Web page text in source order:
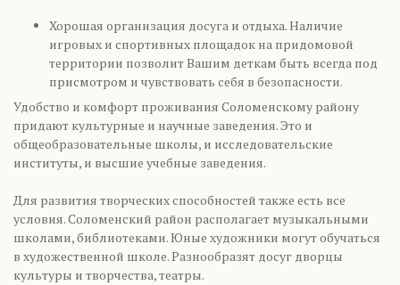
Хорошая организация досуга и отдыха. Наличие
игровых и спортивных площадок на придомовой
территории позволит Вашим деткам быть всегда под
присмотром и чувствовать себя в безопасности.
Удобство и комфорт проживания Соломенскому району
придают культурные и научные заведения. Это и
общеобразовательные школы, и исследовательские
институты, и высшие учебные заведения.
Для развития творческих способностей также есть все
условия. Соломенский район располагает музыкальными
школами, библиотеками. Юные художники могут обучаться
в художественной школе. Разнообразят досуг дворцы
культуры и творчества, театры.